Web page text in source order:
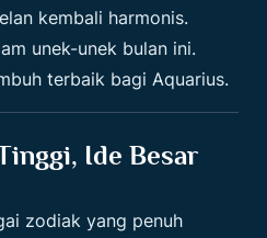
kembali harmonis.
unek-unek bulan ini.
terbaik bagi Aquarius.
Ide Besar
zodiak yang penuh